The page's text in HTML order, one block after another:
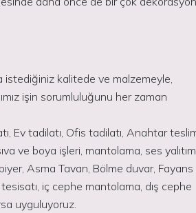
kalitede ve malzemeyle,
işin sorumluluğunu her zaman
Ev tadilatı, Ofis tadilatı, Anahtar
ve boya işleri, mantolama, ses
Asma Tavan, Bölme duvar, Fayans
iç cephe mantolama, dış cephe
uyguluyoruz.